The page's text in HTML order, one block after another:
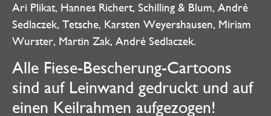
Ari Plikat, Hannes Richert, Schilling & Blum, André
Sedlaczek, Tetsche, Karsten Weyershausen, Miriam
Wurster, Martin Zak, André Sedlaczek.
Alle Fiese-Bescherung-Cartoons
sind auf Leinwand gedruckt und auf
einen Keilrahmen aufgezogen!